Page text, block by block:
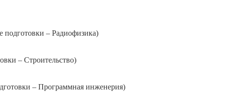
– Радиофизика)
– Строительство)
– Программная инженерия)